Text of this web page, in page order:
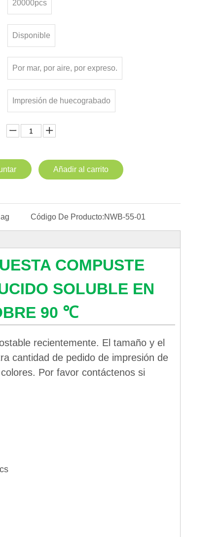
20000pcs
Disponible
Por mar, por aire, por expreso.
Impresión de huecograbado
Añadir al carrito
Código De Producto:NWB-55-01
COMPUSTE
SOLUBLE EN
90 ℃
recientemente. El tamaño y el
cantidad de pedido de impresión de
Por favor contáctenos si